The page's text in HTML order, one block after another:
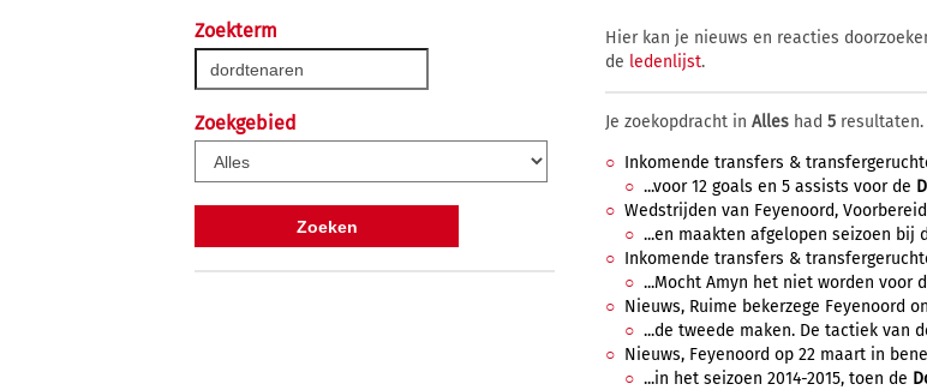
Zoekterm
Zoekgebied
Hier kan je nieuws en reacties
de ledenlijst.
Je zoekopdracht in Alles had 5 resultaten.
Inkomende transfers &
...voor 12 goals en 5 assists voor de
Wedstrijden van Feyenoord,
...en maakten afgelopen seizoen bij
Inkomende transfers &
...Mocht Amyn het niet worden voor
Nieuws, Ruime bekerzege Feyenoord
...de tweede maken. De tactiek van
Nieuws, Feyenoord op 22 maart in
...in het seizoen 2014-2015, toen de